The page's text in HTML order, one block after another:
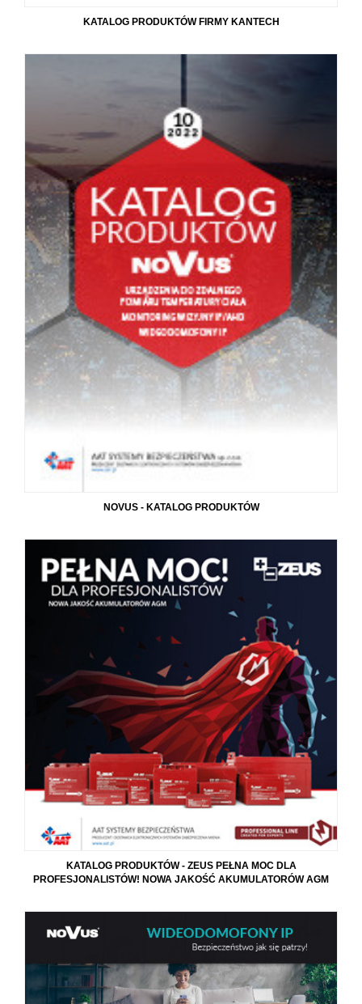
KATALOG PRODUKTÓW FIRMY KANTECH
NOVUS - KATALOG PRODUKTÓW
KATALOG PRODUKTÓW - ZEUS PEŁNA MOC DLA
PROFESJONALISTÓW! NOWA JAKOŚĆ AKUMULATORÓW AGM